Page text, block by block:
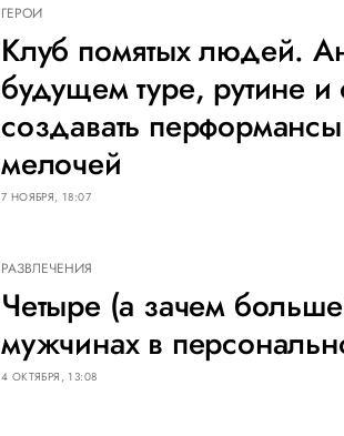
ГЕРОИ
Клуб помятых людей.
будущем туре, рутине
создавать
мелочей
7 НОЯБРЯ, 18:07
РАЗВЛЕЧЕНИЯ
Четыре (а зачем
мужчинах в
4 ОКТЯБРЯ, 13:08